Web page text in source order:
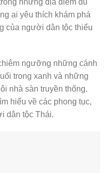
ai yêu thích khám phá
của người dân tộc thiểu
ngưỡng những cánh
trong xanh và những
nhà sàn truyền thống.
hiểu về các phong tục,
dân tộc Thái.